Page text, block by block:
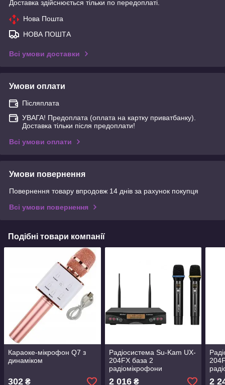
Доставка здійснюється тільки по передоплаті.
Нова Пошта
НОВА ПОШТА
Всі умови доставки
Умови оплати
Післяплата
УВАГА! Предоплата (оплата на картку приватбанку).
Доставка тільки після предоплати!
Всі умови оплати
Умови повернення
Повернення товару впродовж 14 днів за рахунок покупця
Всі умови повернення
Подібні товари компанії
Караоке-мікрофон Q7 з
динаміком
302 ₴
Радіосистема Su-Kam UX-
204FX база 2
радіомікрофони
2 016₴ 2